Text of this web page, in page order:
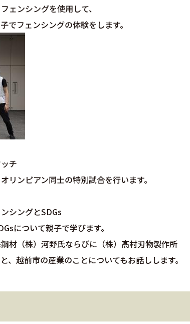
ェンシングを使用して、
フェンシングの体験をします。
チ
ンピアン同士の特別試合を行います。
シングとSDGs
について親子で学びます。
材（株）河野氏ならびに（株）髙村刃物製作所
越前市の産業のことについてもお話しします。